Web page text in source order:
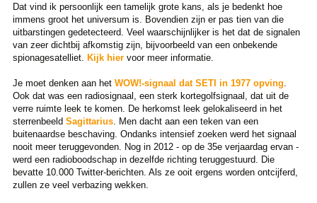
Dat vind ik persoonlijk een tamelijk grote kans, als je bedenkt hoe
immens groot het universum is. Bovendien zijn er pas tien van die
uitbarstingen gedetecteerd. Veel waarschijnlijker is het dat de signalen
van zeer dichtbij afkomstig zijn, bijvoorbeeld van een onbekende
spionagesatelliet.
Kijk hiervoor meer informatie.
Je moet denken aan het WOW!-signaal dat SETI in 1977 opving
Ook dat was een radiosignaal, een sterk kortegolfsignaal, dat uit de
verre ruimte leek te komen. De herkomst leek gelokaliseerd in het
sterrenbeeld Sagittarius. Men dacht aan een teken van een
buitenaardse beschaving. Ondanks intensief zoeken werd het signaal
nooit meer teruggevonden. Nog in 2012 - op de 35e verjaardag ervan -
werd een radioboodschap in dezelfde richting teruggestuurd. Die
bevatte 10.000 Twitter-berichten. Als ze ooit ergens worden ontcijferd,
zullen ze veel verbazing wekken.